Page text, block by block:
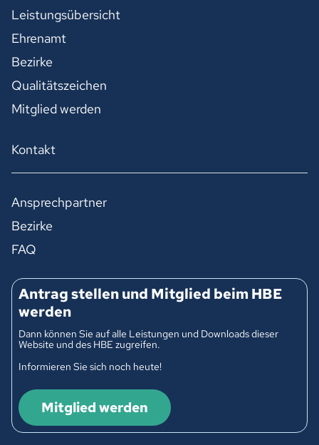
Leistungsübersicht
Ehrenamt
Bezirke
Qualitätszeichen
Mitglied werden
Kontakt
Ansprechpartner
Bezirke
FAQ
Antrag stellen und Mitglied beim HBE
werden
Dann können Sie auf alle Leistungen und Downloads dieser
Website und des HBE zugreifen.
Informieren Sie sich noch heute!
Mitglied werden